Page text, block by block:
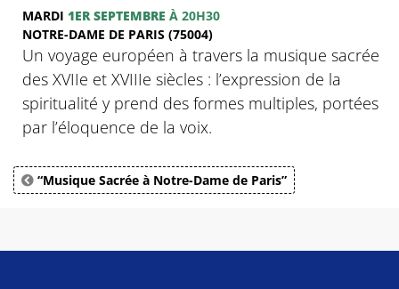
MARDI 1ER SEPTEMBRE À 20H30
NOTRE-DAME DE PARIS (75004)
Un voyage européen à travers la musique sacrée
des XVIIe et XVIIIe siècles : l’expression de la
spiritualité y prend des formes multiples, portées
par l’éloquence de la voix.
“Musique Sacrée à Notre-Dame de Paris”